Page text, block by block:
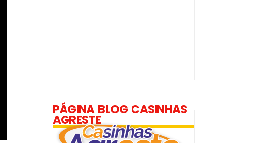
PÁGINA BLOG CASINHAS
AGRESTE